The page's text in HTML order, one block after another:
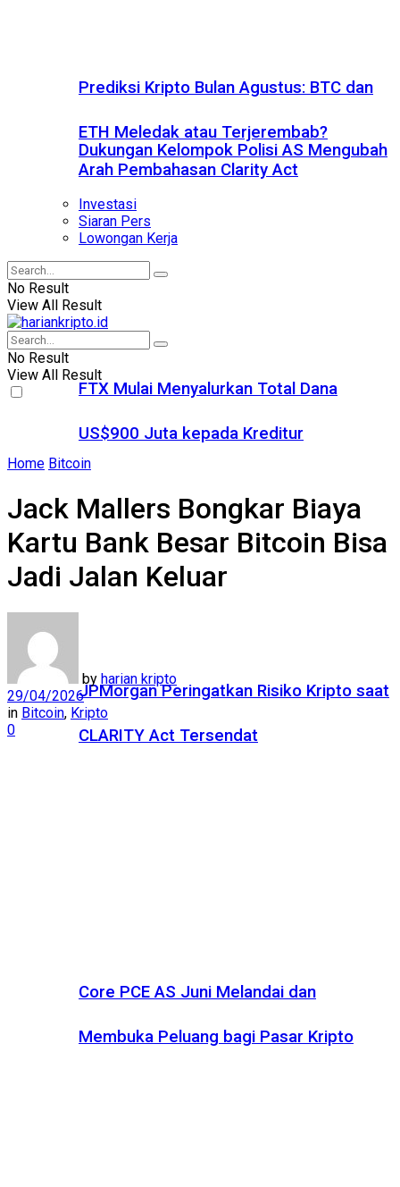
Prediksi Kripto Bulan Agustus: BTC dan
ETH Meledak atau Terjerembab?
FTX Mulai Menyalurkan Total Dana
US$900 Juta kepada Kreditur
JPMorgan Peringatkan Risiko Kripto saat
CLARITY Act Tersendat
Core PCE AS Juni Melandai dan
Membuka Peluang bagi Pasar Kripto
Dukungan Kelompok Polisi AS Mengubah
Arah Pembahasan Clarity Act
Investasi
Siaran Pers
Lowongan Kerja
No Result
View All Result
No Result
View All Result
Home Bitcoin
Jack Mallers Bongkar Biaya
Kartu Bank Besar Bitcoin Bisa
Jadi Jalan Keluar
by harian kripto
29/04/2026
in Bitcoin, Kripto
0